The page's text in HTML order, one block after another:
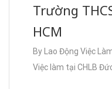
Trường
HCM
By Lao Động Việc
Việc làm tại CHLB